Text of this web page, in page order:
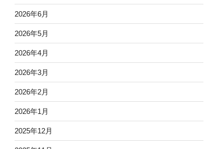
2026年6月
2026年5月
2026年4月
2026年3月
2026年2月
2026年1月
2025年12月